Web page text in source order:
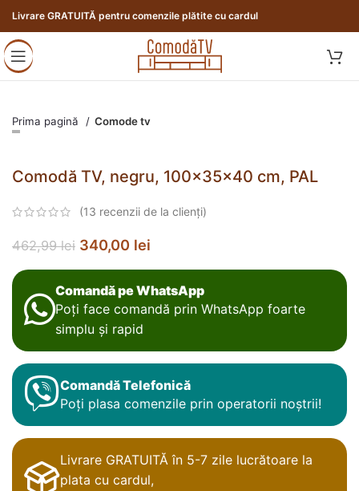
Livrare GRATUITĂ pentru comenzile plătite cu cardul
Prima pagină Comode tv
Comodă TV, negru, 100x35x40 cm, PAL
(13 recenzii de la clienți)
462,99lei 340,00 lei
Comandă pe WhatsApp
Poți face comandă prin WhatsApp foarte
simplu și rapid
Comandă Telefonică
Poți plasa comenzile prin operatorii noștrii!
Livrare GRATUITĂ în 5-7 zile lucrătoare la
plata cu cardul,